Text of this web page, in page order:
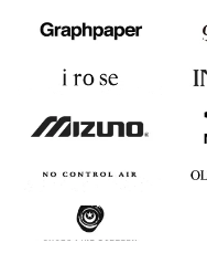
Graphpaper
MIZUNO
SHOES LIKE
POTTERY